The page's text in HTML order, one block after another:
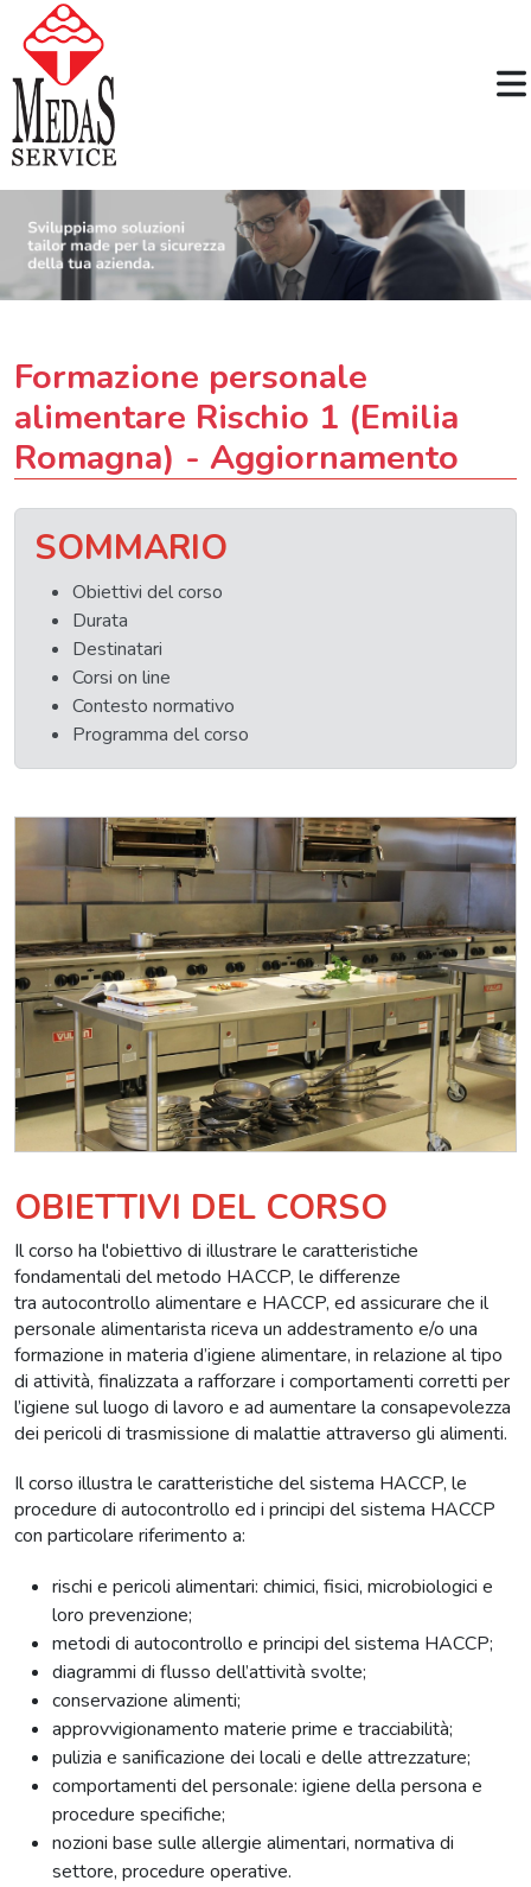
Formazione personale
alimentare Rischio 1 (Emilia
Romagna) - Aggiornamento
SOMMARIO
Obiettivi del corso
Durata
Destinatari
Corsi on line
Contesto normativo
Programma del corso
OBIETTIVI DEL CORSO
Il corso ha l'obiettivo di illustrare le caratteristiche
fondamentali del metodo HACCP, le differenze
tra autocontrollo alimentare e HACCP, ed assicurare che il
personale alimentarista riceva un addestramento e/o una
formazione in materia d’igiene alimentare, in relazione al tipo
di attività, finalizzata a rafforzare i comportamenti corretti per
l’igiene sul luogo di lavoro e ad aumentare la consapevolezza
dei pericoli di trasmissione di malattie attraverso gli alimenti.
Il corso illustra le caratteristiche del sistema HACCP, le
procedure di autocontrollo ed i principi del sistema HACCP
con particolare riferimento a:
rischi e pericoli alimentari: chimici, fisici, microbiologici e
loro prevenzione;
metodi di autocontrollo e principi del sistema HACCP;
diagrammi di flusso dell’attività svolte;
conservazione alimenti;
approvvigionamento materie prime e tracciabilità;
pulizia e sanificazione dei locali e delle attrezzature;
comportamenti del personale: igiene della persona e
procedure specifiche;
nozioni base sulle allergie alimentari, normativa di
settore, procedure operative.